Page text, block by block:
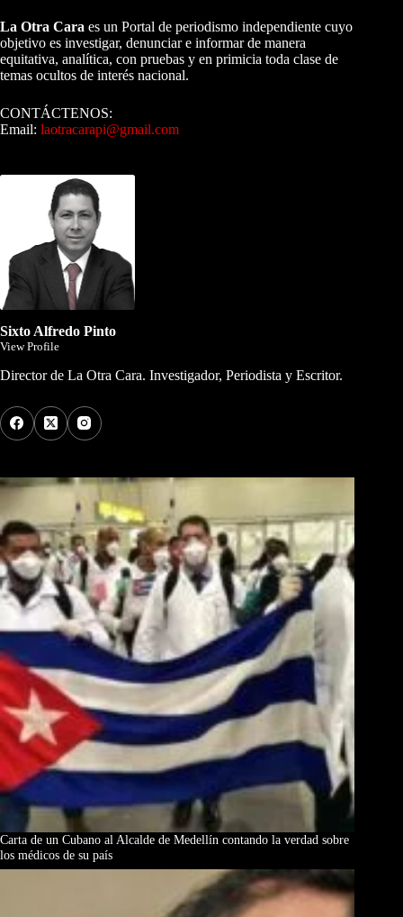
La Otra Cara es un Portal de periodismo independiente cuyo
objetivo es investigar, denunciar e informar de manera
equitativa, analítica, con pruebas y en primicia toda clase de
temas ocultos de interés nacional.
CONTÁCTENOS:
Email: laotracarapi@gmail.com
Sixto Alfredo Pinto
View Profile
Director de La Otra Cara. Investigador, Periodista y Escritor.
Carta de un Cubano al Alcalde de Medellín contando la verdad sobre
los médicos de su país